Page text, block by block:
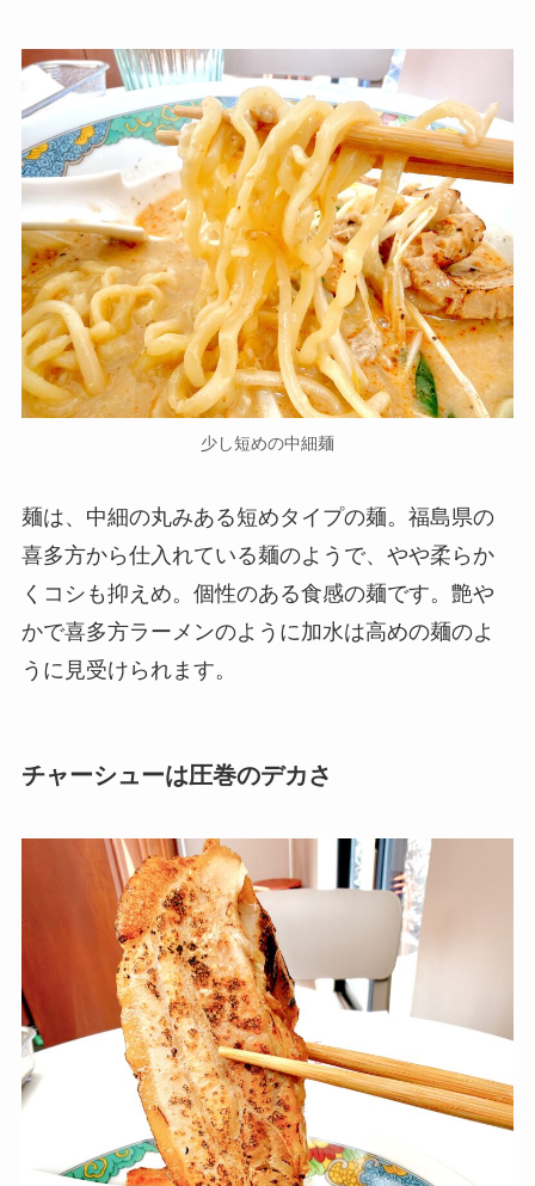
少し短めの中細麺
麺は、中細の丸みある短めタイプの麺。福島県の
喜多方から仕入れている麺のようで、やや柔らか
くコシも抑えめ。個性のある食感の麺です。艶や
かで喜多方ラーメンのように加水は高めの麺のよ
うに見受けられます。
チャーシューは圧巻のデカさ